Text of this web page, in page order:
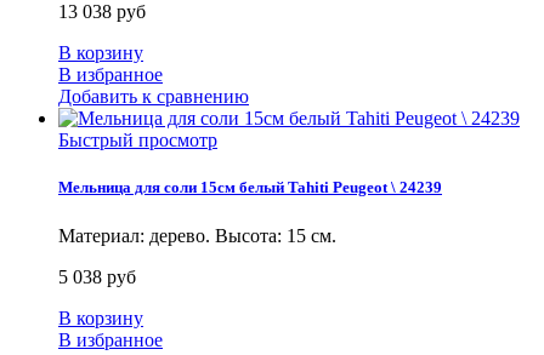
13 038 руб
В корзину
В избранное
Добавить к сравнению
Быстрый просмотр
Мельница для соли 15см белый Tahiti Peugeot \ 24239
Материал: дерево. Высота: 15 см.
5 038 руб
В корзину
В избранное